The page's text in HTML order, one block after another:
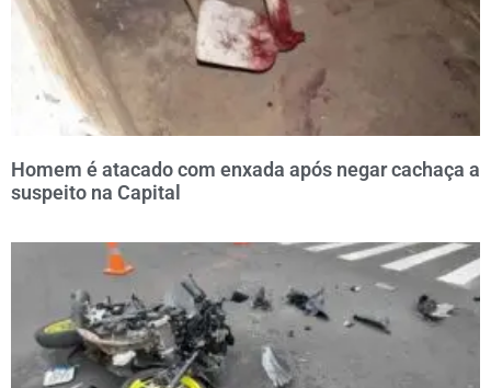
Homem é atacado com enxada após negar cachaça a
suspeito na Capital